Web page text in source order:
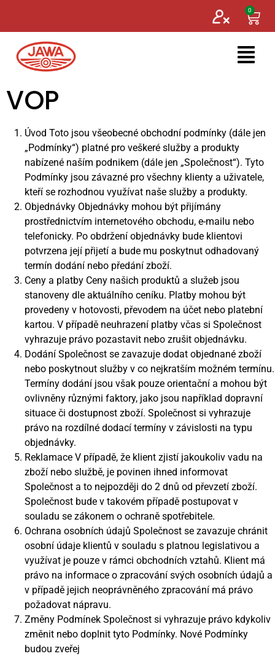
0
VOP
Úvod Toto jsou všeobecné obchodní podmínky (dále jen
„Podmínky“) platné pro veškeré služby a produkty
nabízené naším podnikem (dále jen „Společnost“). Tyto
Podmínky jsou závazné pro všechny klienty a uživatele,
kteří se rozhodnou využívat naše služby a produkty.
Objednávky Objednávky mohou být přijímány
prostřednictvím internetového obchodu, e-mailu nebo
telefonicky. Po obdržení objednávky bude klientovi
potvrzena její přijetí a bude mu poskytnut odhadovaný
termín dodání nebo předání zboží.
Ceny a platby Ceny našich produktů a služeb jsou
stanoveny dle aktuálního ceníku. Platby mohou být
provedeny v hotovosti, převodem na účet nebo platební
kartou. V případě neuhrazení platby včas si Společnost
vyhrazuje právo pozastavit nebo zrušit objednávku.
Dodání Společnost se zavazuje dodat objednané zboží
nebo poskytnout služby v co nejkratším možném termínu.
Termíny dodání jsou však pouze orientační a mohou být
ovlivněny různými faktory, jako jsou například dopravní
situace či dostupnost zboží. Společnost si vyhrazuje
právo na rozdílné dodací termíny v závislosti na typu
objednávky.
Reklamace V případě, že klient zjistí jakoukoliv vadu na
zboží nebo službě, je povinen ihned informovat
Společnost a to nejpozději do 2 dnů od převzetí zboží.
Společnost bude v takovém případě postupovat v
souladu se zákonem o ochraně spotřebitele.
Ochrana osobních údajů Společnost se zavazuje chránit
osobní údaje klientů v souladu s platnou legislativou a
využívat je pouze v rámci obchodních vztahů. Klient má
právo na informace o zpracování svých osobních údajů a
v případě jejich neoprávněného zpracování má právo
požadovat nápravu.
Změny Podmínek Společnost si vyhrazuje právo kdykoliv
změnit nebo doplnit tyto Podmínky. Nové Podmínky
budou zveřej